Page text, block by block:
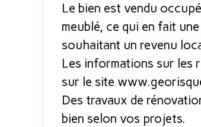
Le bien est vendu
meublé, ce qui en fait
souhaitant un revenu
Les informations sur les
sur le site
Des travaux de
bien selon vos projets.